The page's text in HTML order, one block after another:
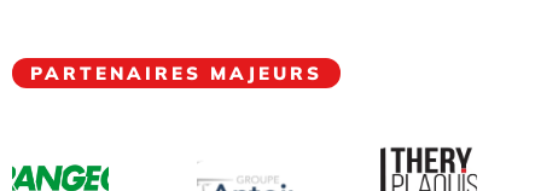
PARTENAIRES MAJEURS